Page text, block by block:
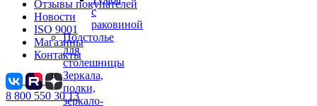
с
раковиной
Подстолье
для
столешницы
Зеркала,
полки,
зеркало-
Отзывы покупателей
Новости
ISO 9001
Магазины
Контакты
8 800 550 30 13